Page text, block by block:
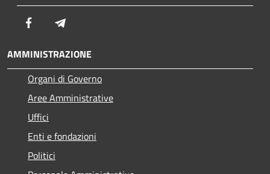
Facebook
AMMINISTRAZIONE
Organi di Governo
Aree Amministrative
Uffici
Enti e fondazioni
Politici